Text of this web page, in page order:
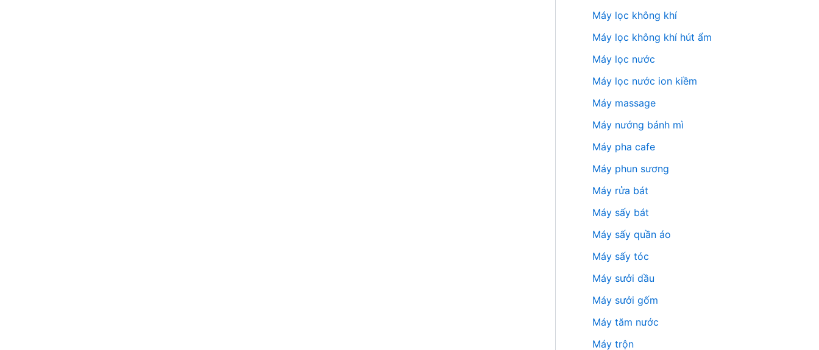
Máy lọc không khí
Máy lọc không khí hút ẩm
Máy lọc nước
Máy lọc nước ion kiềm
Máy massage
Máy nướng bánh mì
Máy pha cafe
Máy phun sương
Máy rửa bát
Máy sấy bát
Máy sấy quần áo
Máy sấy tóc
Máy sưởi dầu
Máy sưởi gốm
Máy tăm nước
Máy trộn